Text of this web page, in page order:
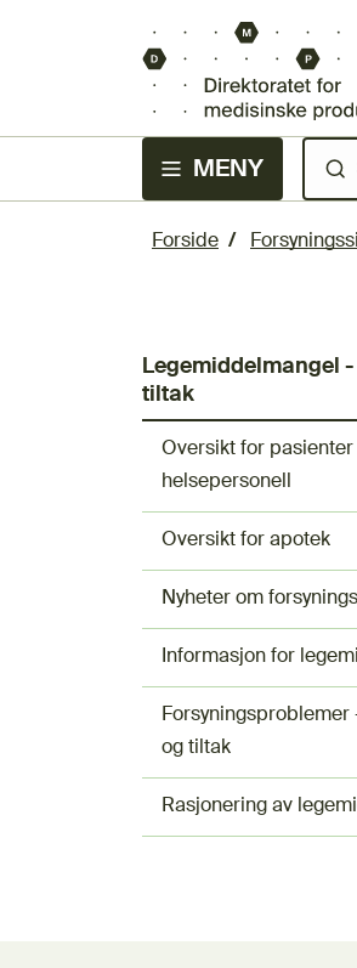
MENY
Forside
Legemiddelmangel
tiltak
Oversikt for pasienter
helsepersonell
Oversikt for apotek
Nyheter om
Informasjon for
Forsyningsproblemer
og tiltak
Rasjonering av